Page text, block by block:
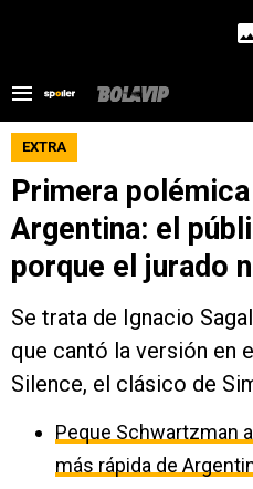
EXTRA
Primera
Argentina: el
porque el jurado
Se trata de Ignacio
que cantó la versión en
Silence, el clásico de
Peque Schwartzman
más rápida de